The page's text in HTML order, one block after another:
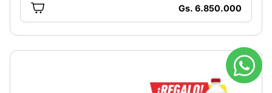
Gs. 6.850.000